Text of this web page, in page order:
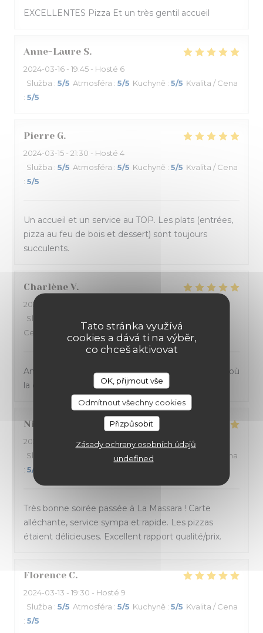
Tato stránka využívá
cookies a dává ti na výběr,
co chceš aktivovat
OK, přijmout vše
Odmítnout všechny cookies
Přizpůsobit
Zásady ochrany osobních údajů
undefined
EXCELLENTES Pizza Et un très gentil accueil
Anne-Laure S
2024-03-16 - 19:45 - Hosté 6
Služba : 5/5 Atmosféra : 5/5 Kuchyně : 5/5 Kvalita / Cena
: 5/5
Pierre G
2024-03-15 - 21:30 - Hosté 4
Služba : 5/5 Atmosféra : 5/5 Kuchyně : 5/5 Kvalita / Cena
: 5/5
Un accueil et un service au TOP. Les plats (entrées,
pizza au feu de bois et dessert) sont toujours
succulents.
Charlène V
2024-03-13
Služba
Cena
Ambiance et service sympathique dans ce bistrot où
la cuisine sicilienne est goûteuse et joyeuse.
Nicolas
2024-03-14
- 20:45 - Hosté 4
Služba
: 5 /5 Kuchyně
Kvalita / Cena
: 5/5
Très bonne soirée passée à La Massara ! Carte
alléchante, service sympa et rapide. Les pizzas
étaient délicieuses. Excellent rapport qualité/prix.
Florence C
2024-03-13 - 19:30 - Hosté 9
Služba : 5/5 Atmosféra : 5/5 Kuchyně : 5/5 Kvalita / Cena
: 5/5